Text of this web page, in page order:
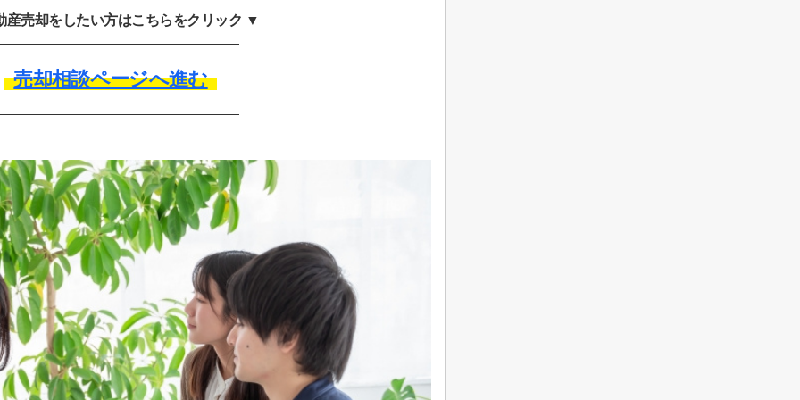
売却をしたい方はこちらをクリック ▼
売却相談ページへ進む